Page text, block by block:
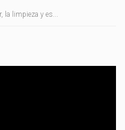
la limpieza y es...